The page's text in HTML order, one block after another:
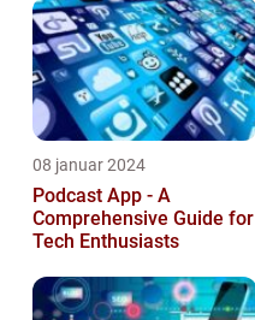
08 januar 2024
Podcast App - A
Comprehensive Guide for
Tech Enthusiasts